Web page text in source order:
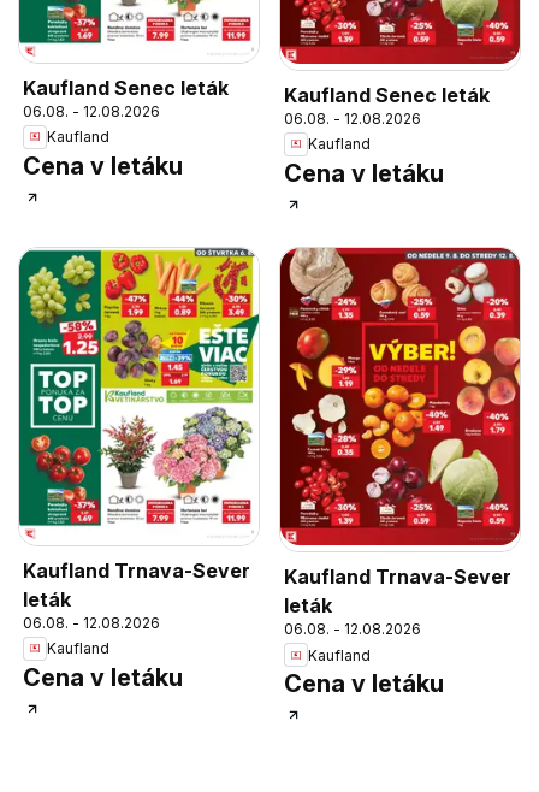
Kaufland Senec leták
06.08. - 12.08.2026
Kaufland
Cena v letáku
Kaufland Senec leták
06.08. - 12.08.2026
Kaufland
Cena v letáku
Kaufland Trnava-Sever
leták
06.08. - 12.08.2026
Kaufland
Cena v letáku
Kaufland Trnava-Sever
leták
06.08. - 12.08.2026
Kaufland
Cena v letáku